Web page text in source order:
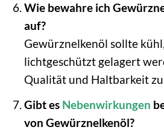
Wie bewahre ich
auf?
Gewürznelkenöl sollte
lichtgeschützt gelagert
Qualität und Haltbarkeit
Gibt es Nebenwirkungen
von Gewürznelkenöl?